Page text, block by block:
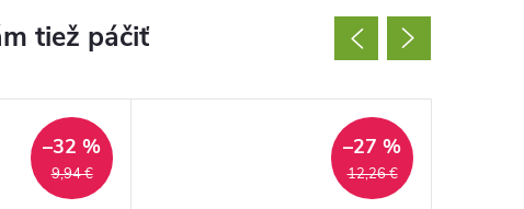
9,94 €
–32 %
12,26 €
–27 %